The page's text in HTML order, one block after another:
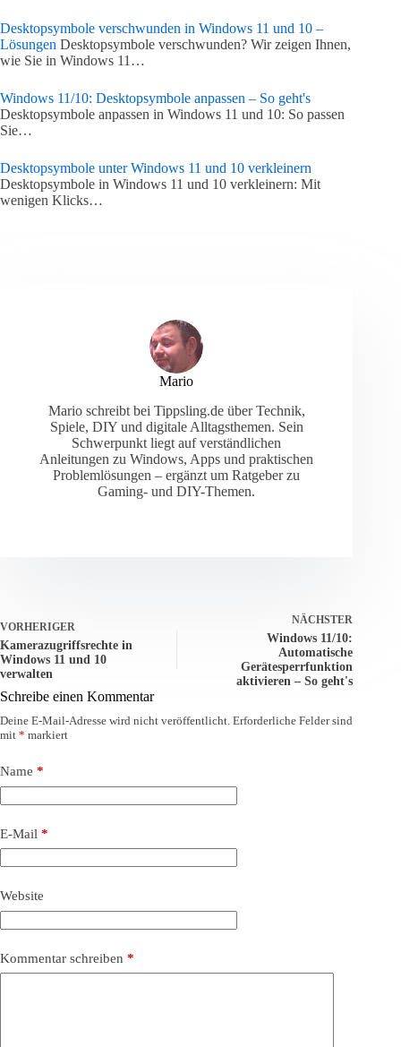
Desktopsymbole verschwunden in Windows 11 und 10 –
Lösungen Desktopsymbole verschwunden? Wir zeigen Ihnen,
wie Sie in Windows 11…
Windows 11/10: Desktopsymbole anpassen – So geht's
Desktopsymbole anpassen in Windows 11 und 10: So passen
Sie…
Desktopsymbole unter Windows 11 und 10 verkleinern
Desktopsymbole in Windows 11 und 10 verkleinern: Mit
wenigen Klicks…
Mario
Mario schreibt bei Tippsling.de über Technik,
Spiele, DIY und digitale Alltagsthemen. Sein
Schwerpunkt liegt auf verständlichen
Anleitungen zu Windows, Apps und praktischen
Problemlösungen – ergänzt um Ratgeber zu
Gaming- und DIY-Themen.
VORHERIGER
Kamerazugriffsrechte in
Windows 11 und 10
verwalten
NÄCHSTER
Windows 11/10:
Automatische
Gerätesperrfunktion
aktivieren – So geht's
Schreibe einen Kommentar
Deine E-Mail-Adresse wird nicht veröffentlicht. Erforderliche Felder sind
mit * markiert
Name *
E-Mail *
Website
Kommentar schreiben *